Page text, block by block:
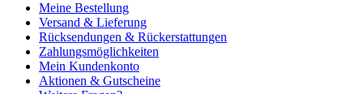
Meine Bestellung
Versand & Lieferung
Rücksendungen & Rückerstattungen
Zahlungsmöglichkeiten
Mein Kundenkonto
Aktionen & Gutscheine